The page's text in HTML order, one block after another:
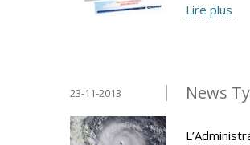
Lire plus
News
23-11-2013